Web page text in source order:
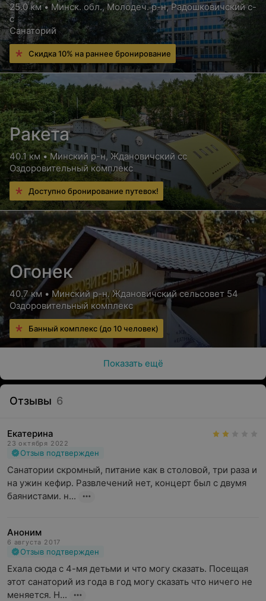
25.0 км • Минск. обл., Молодеч. р-н, Радошковичский c-
с
Санаторий
Скидка 10% на раннее бронирование
Ракета
40.1 км • Минский р-н, Ждановичский сс
Оздоровительный комплекс
Доступно бронирование путевок!
Огонек
40.7 км • Минский р-н. Ждановичский сельсовет 54
Оздоровительный комплекс
Банный комплекс (до 10 человек)
Показать ещё
Отзывы 6
Екатерина
23 октября 2022
Отзыв подтвержден
Санатории скромный, питание как в столовой, три раза и
на ужин кефир. Развлечений нет, концерт был с двумя
баянистами. н...
Аноним
6 августа 2017
Отзыв подтвержден
Ехала сюда с 4-мя детьми и что могу сказать. Посещая
этот санаторий из года в год могу сказать что ничего не
меняется. Н...